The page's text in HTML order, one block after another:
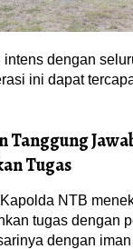
intens dengan
ini dapat
Tanggung
Tugas
NTB
tugas dengan
dengan